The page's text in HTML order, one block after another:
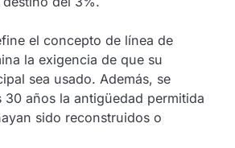
el concepto de línea de
la exigencia de que su
sea usado. Además, se
30 años la antigüedad permitida
sido reconstruidos o